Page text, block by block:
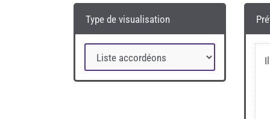
Type de visualisation